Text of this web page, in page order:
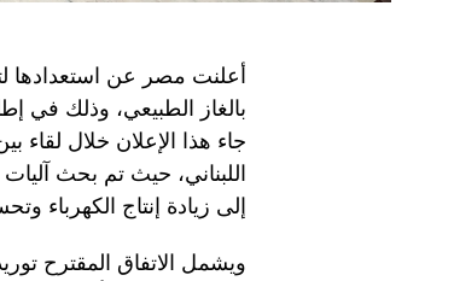
أعلنت مصر عن استعدادها
بالغاز الطبيعي، وذلك في
جاء هذا الإعلان خلال لقاء
اللبناني، حيث تم بحث آليات
إلى زيادة إنتاج الكهرباء
ويشمل الاتفاق المقترح